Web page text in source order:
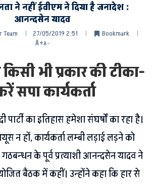
ने नहीं ईवीएम ने दिया है जनादेश :
आनन्दसेन यादव
Team 27/05/2019 2:51
Bookmark
A+A-
भी प्रकार की टीका-
सपा कार्यकर्ता
पार्टी का इतिहास हमेशा संघर्षों का रहा है।
न हों, कार्यकर्ता लम्बी लड़ाई लड़ने को
के पूर्व प्रत्याशी आनन्दसेन यादव ने
बैठक में कहीं। उन्होंने कहा कि हार से